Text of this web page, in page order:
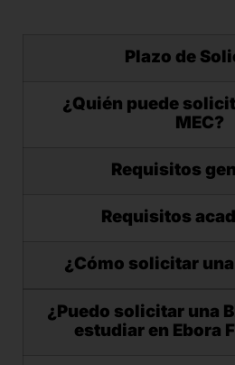
Plazo de
¿Quién puede
MEC?
Requisitos
Requisitos
¿Cómo solicitar una
¿Puedo solicitar una
estudiar en Ebora